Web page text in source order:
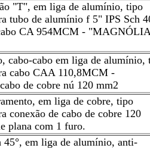
"T", em liga de alumínio, tipo
tubo de alumínio f 5" IPS Sch
CA 954MCM -
cabo-cabo em liga de alumínio,
cabo CAA 110,8MCM -
de cobre nú 120 mm2
em liga de cobre, tipo
conexão de cabo de cobre 120
plana com 1 furo.
45°, em liga de alumínio, anti-